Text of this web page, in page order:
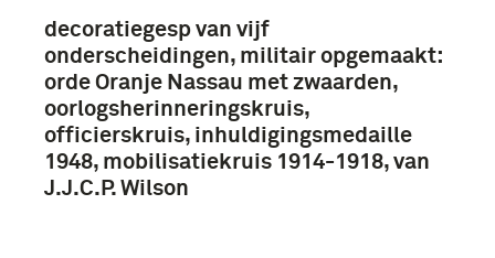
decoratiegesp van vijf
onderscheidingen, militair opgemaakt:
orde Oranje Nassau met zwaarden,
oorlogsherinneringskruis,
officierskruis, inhuldigingsmedaille
1948, mobilisatiekruis 1914-1918, van
J.J.C.P. Wilson